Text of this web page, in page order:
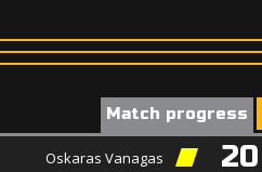
Match progress
Oskaras Vanagas 20